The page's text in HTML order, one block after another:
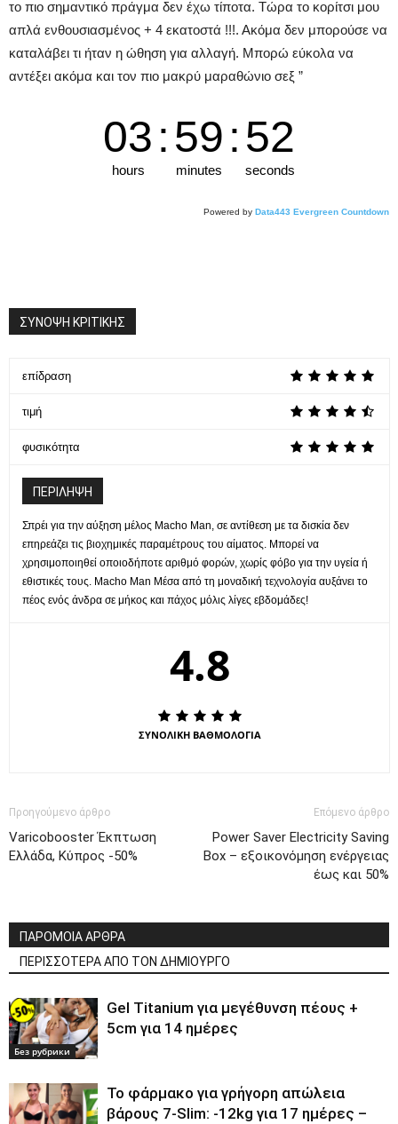
το πιο σημαντικό πράγμα δεν έχω τίποτα. Τώρα το κορίτσι μου
απλά ενθουσιασμένος + 4 εκατοστά !!!. Ακόμα δεν μπορούσε να
καταλάβει τι ήταν η ώθηση για αλλαγή. Μπορώ εύκολα να
αντέξει ακόμα και τον πιο μακρύ μαραθώνιο σεξ ”
03
hours
:59
minutes
:52
seconds
Powered by Data443 Evergreen Countdown
ΣΥΝΟΨΗ ΚΡΙΤΙΚΗΣ
επίδραση
τιμή
φυσικότητα
ΠΕΡΙΛΗΨΗ
Σπρέι για την αύξηση μέλος Macho Man, σε αντίθεση με τα δισκία δεν
επηρεάζει τις βιοχημικές παραμέτρους του αίματος. Μπορεί να
χρησιμοποιηθεί οποιοδήποτε αριθμό φορών, χωρίς φόβο για την υγεία ή
εθιστικές τους. Macho Man Μέσα από τη μοναδική τεχνολογία αυξάνει το
πέος ενός άνδρα σε μήκος και πάχος μόλις λίγες εβδομάδες!
4.8
ΣΥΝΟΛΙΚΗ ΒΑΘΜΟΛΟΓΙΑ
Προηγούμενο άρθρο
Varicobooster Έκπτωση
Ελλάδα, Κύπρος -50%
Επόμενο άρθρο
Power Saver Electricity Saving
Box – εξοικονόμηση ενέργειας
έως και 50%
ΠΑΡΟΜΟΙΑ ΑΡΘΡΑ
ΠΕΡΙΣΣΟΤΕΡΑ ΑΠΟ ΤΟΝ ΔΗΜΙΟΥΡΓΟ
Без рубрики
Gel Titanium για μεγέθυνση πέους +
5cm για 14 ημέρες
Το φάρμακο για γρήγορη απώλεια
βάρους 7-Slim: -12kg για 17 ημέρες –